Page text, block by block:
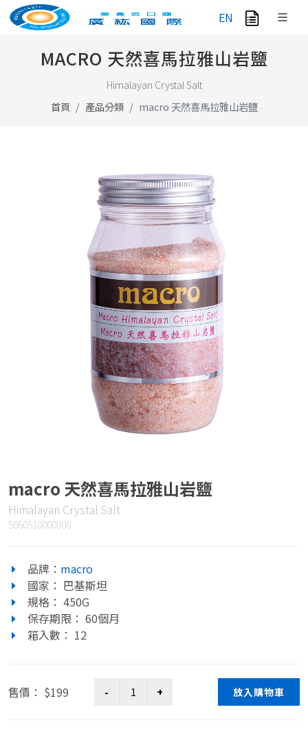
EN
MACRO 天然喜馬拉雅山岩鹽
Himalayan Crystal Salt
首頁 產品分類 macro 天然喜馬拉雅山岩鹽
macro 天然喜馬拉雅山岩鹽
Himalayan Crystal Salt
5060510000000
品牌： macro
國家： 巴基斯坦
規格： 450G
保存期限： 60個月
箱入數： 12
售價： $199 放入購物車